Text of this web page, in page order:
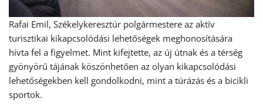
Rafai Emil, Székelykeresztúr polgármestere az aktív
turisztikai kikapcsolódási lehetőségek meghonosítására
hívta fel a figyelmet. Mint kifejtette, az új útnak és a térség
gyönyörű tájának köszönhetően az olyan kikapcsolódási
lehetőségekben kell gondolkodni, mint a túrázás és a bicikli
sportok.